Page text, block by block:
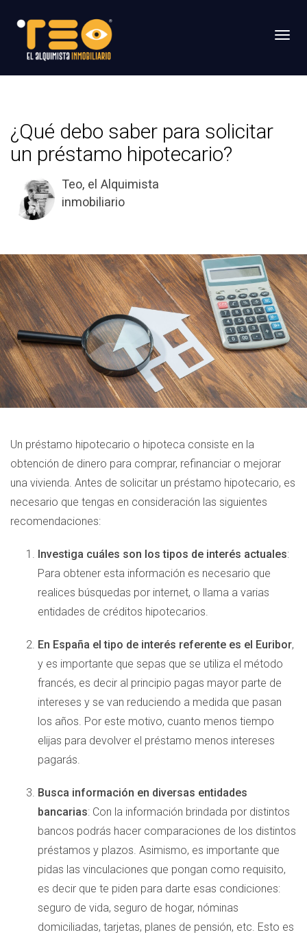
¿Qué debo saber para solicitar
un préstamo hipotecario?
Teo, el Alquimista
inmobiliario
Un préstamo hipotecario o hipoteca consiste en la
obtención de dinero para comprar, refinanciar o mejorar
una vivienda. Antes de solicitar un préstamo hipotecario, es
necesario que tengas en consideración las siguientes
recomendaciones:
Investiga cuáles son los tipos de interés actuales:
Para obtener esta información es necesario que
realices búsquedas por internet, o llama a varias
entidades de créditos hipotecarios.
En España el tipo de interés referente es el Euribor,
y es importante que sepas que se utiliza el método
francés, es decir al principio pagas mayor parte de
intereses y se van reduciendo a medida que pasan
los años. Por este motivo, cuanto menos tiempo
elijas para devolver el préstamo menos intereses
pagarás.
Busca información en diversas entidades
bancarias: Con la información brindada por distintos
bancos podrás hacer comparaciones de los distintos
préstamos y plazos. Asimismo, es importante que
pidas las vinculaciones que pongan como requisito,
es decir que te piden para darte esas condiciones:
seguro de vida, seguro de hogar, nóminas
domiciliadas, tarjetas, planes de pensión, etc. Esto es